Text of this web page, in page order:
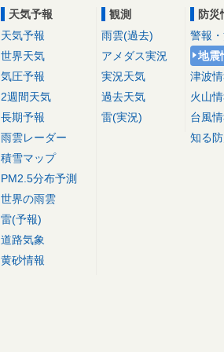
天気予報
天気予報
世界天気
気圧予報
2週間天気
長期予報
雨雲レーダー
積雪マップ
PM2.5分布予測
世界の雨雲
雷(予報)
道路気象
黄砂情報
観測
雨雲(過去)
アメダス実況
実況天気
過去天気
雷(実況)
防災
警報
地震
津波
火山
台風
知る